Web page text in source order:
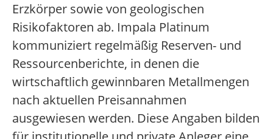
Erzkörper sowie von geologischen
Risikofaktoren ab. Impala Platinum
kommuniziert regelmäßig Reserven- und
Ressourcenberichte, in denen die
wirtschaftlich gewinnbaren Metallmengen
nach aktuellen Preisannahmen
ausgewiesen werden. Diese Angaben bilden